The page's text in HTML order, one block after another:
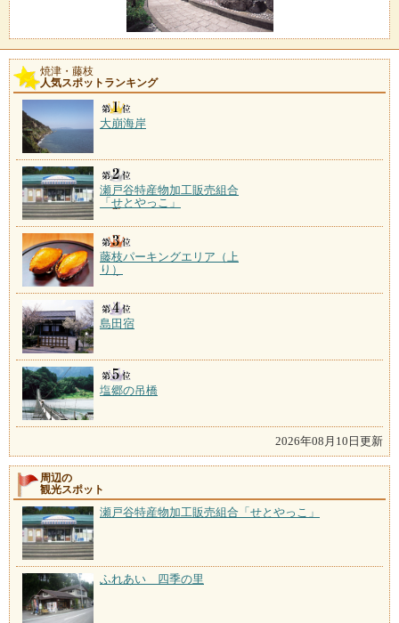
焼津・藤枝
人気スポットランキング
大崩海岸
瀬戸谷特産物加工販売組合
「せとやっこ」
藤枝パーキングエリア（上
り）
島田宿
塩郷の吊橋
2026年08月10日更新
周辺の
観光スポット
瀬戸谷特産物加工販売組合「せとやっこ」
ふれあい 四季の里